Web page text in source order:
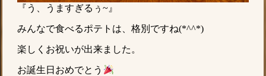
『う、うますぎるぅ~』
みんなで食べるポテトは、格別ですね(*^^*)
楽しくお祝いが出来ました。
お誕生日おめでとう